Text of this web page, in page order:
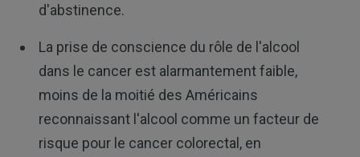
d'abstinence.
La prise de conscience du rôle de l'alcool
dans le cancer est alarmantement faible,
moins de la moitié des Américains
reconnaissant l'alcool comme un facteur de
risque pour le cancer colorectal, en